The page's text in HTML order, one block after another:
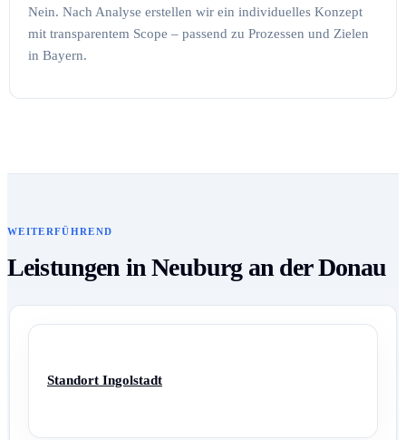
Nein. Nach Analyse erstellen wir ein individuelles Konzept
mit transparentem Scope – passend zu Prozessen und Zielen
in Bayern.
WEITERFÜHREND
Leistungen in Neuburg an der Donau
Standort Ingolstadt